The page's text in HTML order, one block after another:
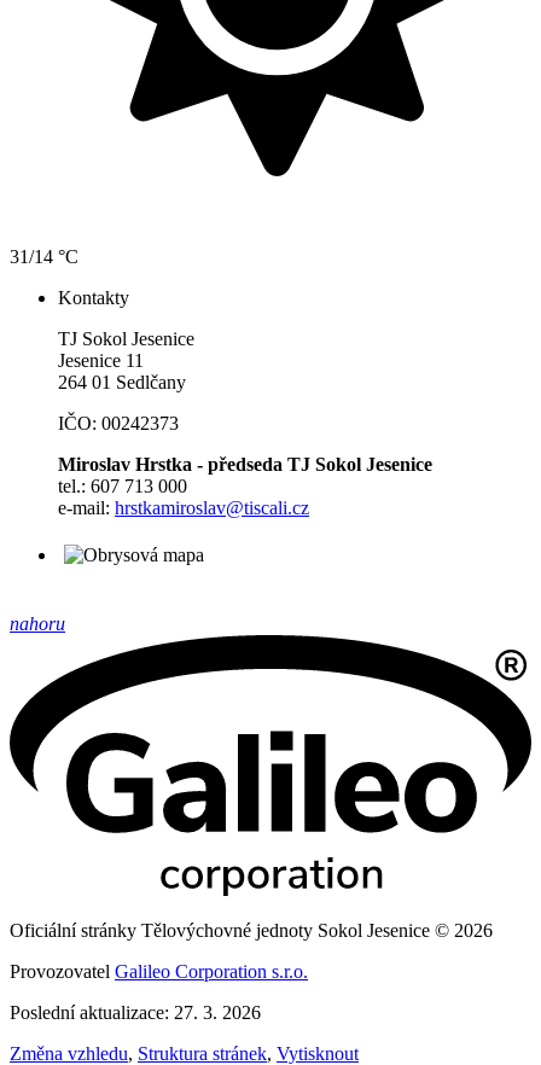
31/14 °C
Kontakty
TJ Sokol Jesenice
Jesenice 11
264 01 Sedlčany
IČO: 00242373
Miroslav Hrstka - předseda TJ Sokol Jesenice
tel.: 607 713 000
e-mail: hrstkamiroslav@tiscali.cz
nahoru
Oficiální stránky Tělovýchovné jednoty Sokol Jesenice © 2026
Provozovatel Galileo Corporation s.r.o.
Poslední aktualizace: 27. 3. 2026
Změna vzhledu, Struktura stránek, Vytisknout